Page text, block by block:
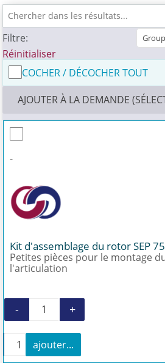
Filtre:
Réinitialiser
COCHER / DÉCOCHER TOUT
AJOUTER À LA DEMANDE
-
Kit d'assemblage du rotor SEP
Petites pièces pour le montage
l'articulation
quantité de Kit
- +
quantité de Kit
+
ajouter...